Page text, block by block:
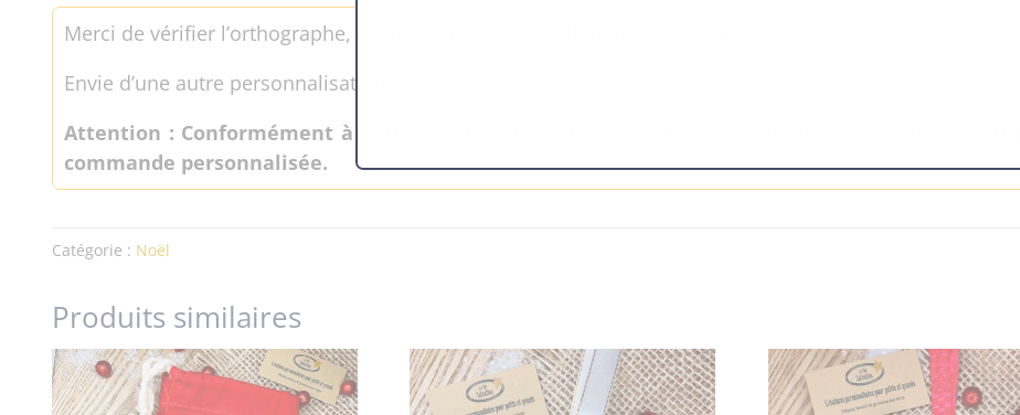
Merci de vérifier l’orthographe, aucune modification ultérieure ne sera possible.
Envie d’une autre personnalisation, contactez-moi !
Attention : Conformément à l’article L 121-20-2 du code de la consommation, le droit de
commande personnalisée.
Catégorie : Noël
Produits similaires